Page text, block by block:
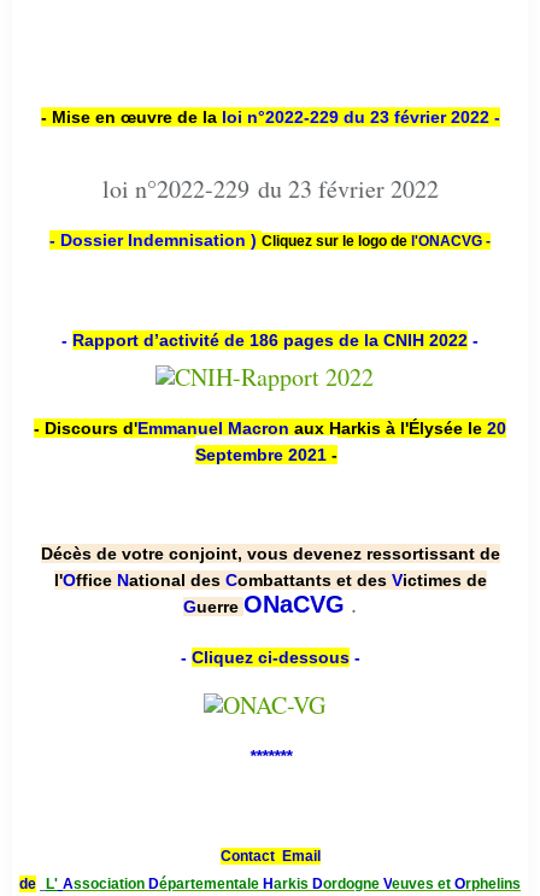
- Mise en œuvre de la loi n°2022-229 du 23 février 2022 -
loi n°2022-229 du 23 février 2022
- Dossier Indemnisation ) Cliquez sur le logo de l'ONACVG -
- Rapport d’activité de 186 pages de la CNIH 2022 -
- Discours d'Emmanuel Macron aux Harkis à l'Élysée le 20
Septembre 2021 -
Décès de votre conjoint, vous devenez ressortissant de
l'Office National des Combattants et des Victimes de
Guerre ONaCVG .
- Cliquez ci-dessous-
*******
Contact Email
de
L' Association Départementale Harkis Dordogne Veuves et Orphelins